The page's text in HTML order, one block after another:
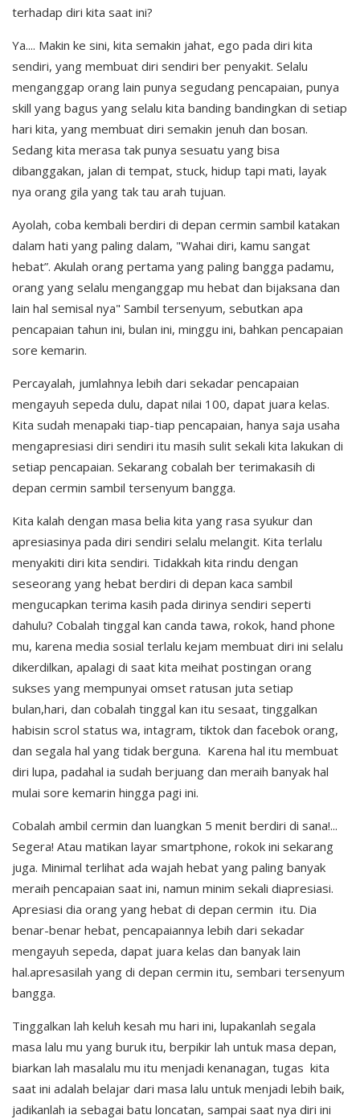
terhadap diri kita saat ini?
Ya.... Makin ke sini, kita semakin jahat, ego pada diri kita
sendiri, yang membuat diri sendiri ber penyakit. Selalu
menganggap orang lain punya segudang pencapaian, punya
skill yang bagus yang selalu kita banding bandingkan di setiap
hari kita, yang membuat diri semakin jenuh dan bosan.
Sedang kita merasa tak punya sesuatu yang bisa
dibanggakan, jalan di tempat, stuck, hidup tapi mati, layak
nya orang gila yang tak tau arah tujuan.
Ayolah, coba kembali berdiri di depan cermin sambil katakan
dalam hati yang paling dalam, "Wahai diri, kamu sangat
hebat”. Akulah orang pertama yang paling bangga padamu,
orang yang selalu menganggap mu hebat dan bijaksana dan
lain hal semisal nya" Sambil tersenyum, sebutkan apa
pencapaian tahun ini, bulan ini, minggu ini, bahkan pencapaian
sore kemarin.
Percayalah, jumlahnya lebih dari sekadar pencapaian
mengayuh sepeda dulu, dapat nilai 100, dapat juara kelas.
Kita sudah menapaki tiap-tiap pencapaian, hanya saja usaha
mengapresiasi diri sendiri itu masih sulit sekali kita lakukan di
setiap pencapaian. Sekarang cobalah ber terimakasih di
depan cermin sambil tersenyum bangga.
Kita kalah dengan masa belia kita yang rasa syukur dan
apresiasinya pada diri sendiri selalu melangit. Kita terlalu
menyakiti diri kita sendiri. Tidakkah kita rindu dengan
seseorang yang hebat berdiri di depan kaca sambil
mengucapkan terima kasih pada dirinya sendiri seperti
dahulu? Cobalah tinggal kan canda tawa, rokok, hand phone
mu, karena media sosial terlalu kejam membuat diri ini selalu
dikerdilkan, apalagi di saat kita meihat postingan orang
sukses yang mempunyai omset ratusan juta setiap
bulan,hari, dan cobalah tinggal kan itu sesaat, tinggalkan
habisin scrol status wa, intagram, tiktok dan facebok orang,
dan segala hal yang tidak berguna. Karena hal itu membuat
diri lupa, padahal ia sudah berjuang dan meraih banyak hal
mulai sore kemarin hingga pagi ini.
Cobalah ambil cermin dan luangkan 5 menit berdiri di sana!...
Segera! Atau matikan layar smartphone, rokok ini sekarang
juga. Minimal terlihat ada wajah hebat yang paling banyak
meraih pencapaian saat ini, namun minim sekali diapresiasi.
Apresiasi dia orang yang hebat di depan cermin itu. Dia
benar-benar hebat, pencapaiannya lebih dari sekadar
mengayuh sepeda, dapat juara kelas dan banyak lain
hal.apresasilah yang di depan cermin itu, sembari tersenyum
bangga.
Tinggalkan lah keluh kesah mu hari ini, lupakanlah segala
masa lalu mu yang buruk itu, berpikir lah untuk masa depan,
biarkan lah masalalu mu itu menjadi kenanagan, tugas kita
saat ini adalah belajar dari masa lalu untuk menjadi lebih baik,
jadikanlah ia sebagai batu loncatan, sampai saat nya diri ini